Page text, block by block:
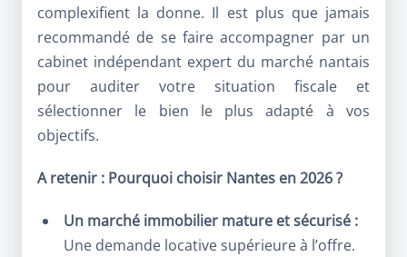
complexifient la donne. Il est plus que jamais
recommandé de se faire accompagner par un
cabinet indépendant expert du marché nantais
pour auditer votre situation fiscale et
sélectionner le bien le plus adapté à vos
objectifs.
A retenir : Pourquoi choisir Nantes en 2026 ?
Un marché immobilier mature et sécurisé :
Une demande locative supérieure à l’offre.